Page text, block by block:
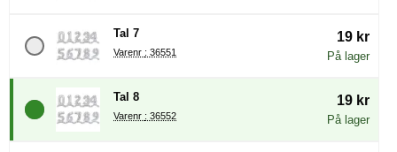
Tal 7
Varenr : 36551
19 kr
På lager
Tal 8
Varenr : 36552
19 kr
På lager